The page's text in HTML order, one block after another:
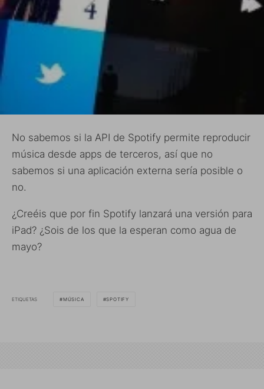
No sabemos si la API de Spotify permite reproducir
música desde apps de terceros, así que no
sabemos si una aplicación externa sería posible o
no.
¿Creéis que por fin Spotify lanzará una versión para
iPad? ¿Sois de los que la esperan como agua de
mayo?
ETIQUETAS MÚSICA SPOTIFY